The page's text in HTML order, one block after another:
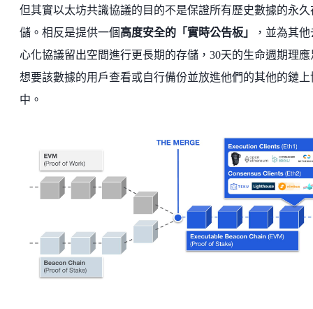
但其實以太坊共識協議的目的不是保證所有歷史數據的永久
儲。相反是提供一個高度安全的「實時公告板」
，並為其
心化協議留出空間進行更長期的存儲，30天的生命週期理應
想要該數據的用戶查看或自行備份並放進他們的其他的鏈上
中。